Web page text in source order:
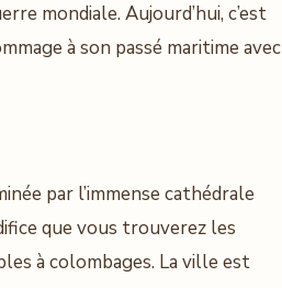
mondiale. Aujourd’hui, c’est
à son passé maritime avec
par l’immense cathédrale
que vous trouverez les
à colombages. La ville est